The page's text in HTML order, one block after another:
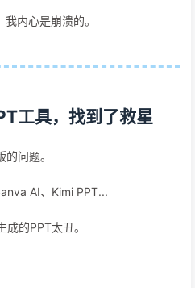
内心是崩溃的。
工具，找到了救星
问题。
AI、Kimi PPT...
的PPT太丑。